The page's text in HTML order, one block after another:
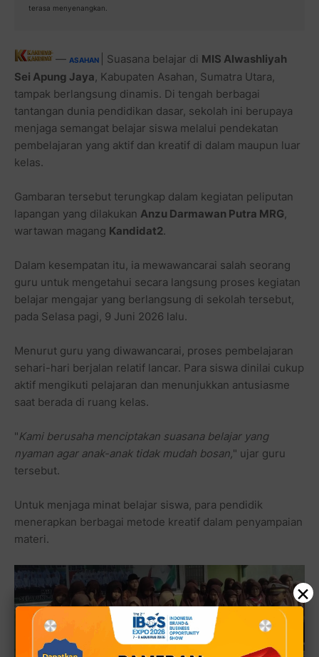
terasa menyenangkan.
— ASAHAN | Suasana belajar di MIS Alwashliyah
Sei Apung Jaya, Kabupaten Asahan, Sumatra Utara,
tampak berlangsung dinamis. Di tengah berbagai
tantangan dunia pendidikan dasar, sekolah ini berupaya
menjaga semangat belajar siswa melalui pendekatan
pembelajaran yang aktif dan kreatif di dalam maupun luar
kelas.
Gambaran tersebut terungkap dalam kegiatan peliputan
lapangan yang dilakukan Anzu Darmawan Putra MRG,
wartawan magang Kandidat2.
Dalam kesempatan itu, ia mewawancarai salah seorang
guru untuk mengetahui secara langsung proses kegiatan
belajar mengajar yang berlangsung di sekolah tersebut,
pada Selasa pagi, 9 Juni 2026 lalu.
Menurut guru yang diwawancarai, proses pembelajaran
sehari-hari berjalan relatif lancar. Para siswa dinilai cukup
aktif mengikuti pelajaran dan menunjukkan antusiasme
saat berada di ruang kelas.
"Kami berusaha menciptakan suasana belajar yang
nyaman agar anak-anak tidak mudah bosan," ujar guru
tersebut.
Untuk menjaga minat belajar siswa, para pendidik
menerapkan berbagai metode kreatif dalam penyampaian
materi.
×